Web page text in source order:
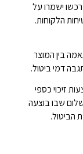
ישמרו על
הלקוחות.
בין המוצר
דמי ביטול.
זיכוי כספי
שבו בוצעה